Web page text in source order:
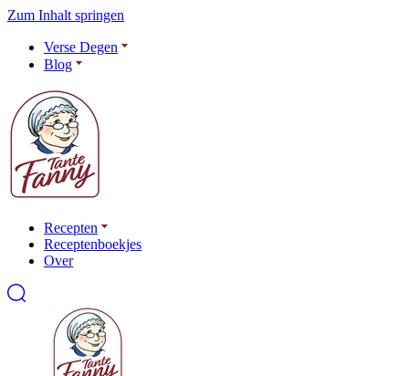
Zum Inhalt springen
Verse Degen
Blog
Recepten
Receptenboekjes
Over